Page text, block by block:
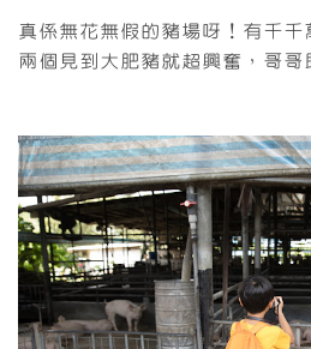
真係無花無假的豬場呀！有千千
兩個見到大肥豬就超興奮，哥